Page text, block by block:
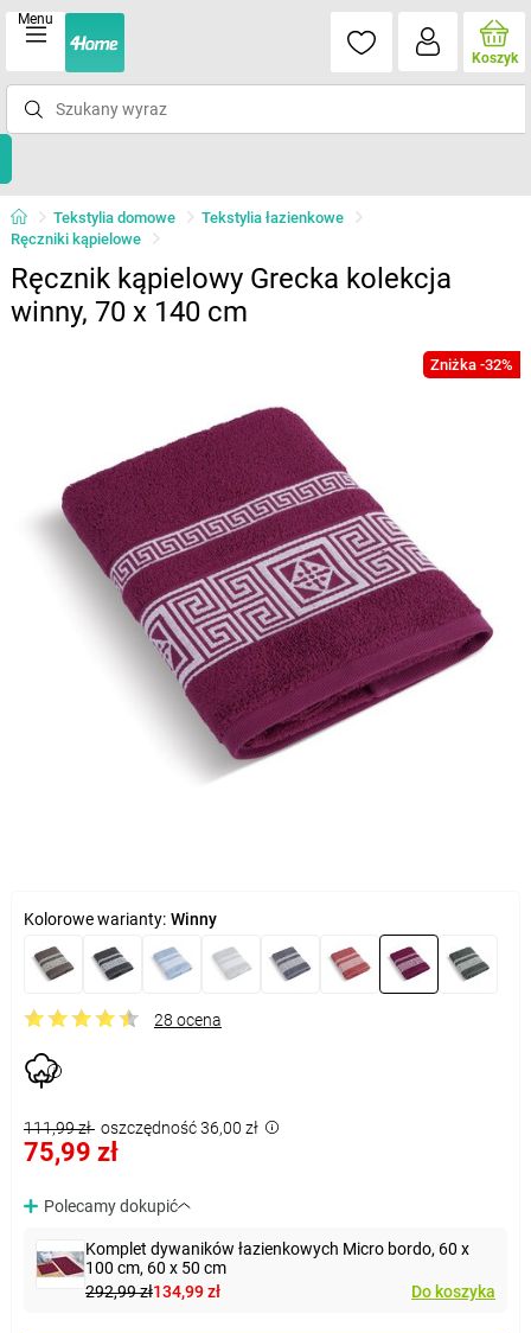
Menu
Koszyk
Tekstylia domowe
Tekstylia łazienkowe
Ręczniki kąpielowe
Ręcznik kąpielowy Grecka kolekcja
winny, 70 x 140 cm
Zniżka -32%
Kolorowe warianty: Winny
28 ocena
111,99 zł oszczędność 36,00 zł
75,99 zł
Polecamy dokupić
Komplet dywaników łazienkowych Micro bordo, 60 x
100 cm, 60 x 50 cm
292,99 zł134,99 zł Do koszyka